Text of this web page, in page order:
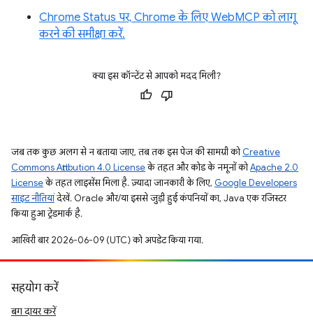
Chrome Status पर, Chrome के लिए WebMCP को लागू
करने की समीक्षा करें.
क्या इस कॉन्टेंट से आपको मदद मिली?
जब तक कुछ अलग से न बताया जाए, तब तक इस पेज की सामग्री कोCreative
Commons Attribution 4.0 Licenseके तहत और कोड के नमूनों कोApache 2.0
Licenseके तहत लाइसेंस मिला है. ज़्यादा जानकारी के लिए, Google Developers
साइट नीतियांदेखें. Oracle और/या इससे जुड़ी हुई कंपनियों का, Java एक रजिस्टर
किया हुआ ट्रेडमार्क है.
आखिरी बार 2026-06-09 (UTC) को अपडेट किया गया.
सहयोग करें
बग दायर करें